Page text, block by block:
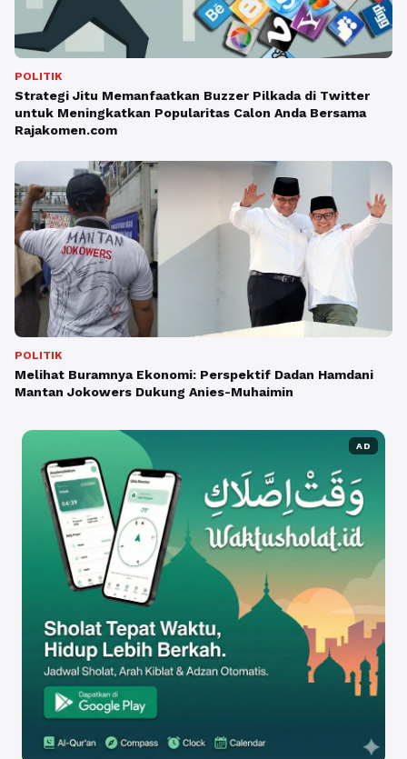
POLITIK
Strategi Jitu Memanfaatkan Buzzer Pilkada di Twitter
untuk Meningkatkan Popularitas Calon Anda Bersama
Rajakomen.com
POLITIK
Melihat Buramnya Ekonomi: Perspektif Dadan Hamdani
Mantan Jokowers Dukung Anies-Muhaimin
AD